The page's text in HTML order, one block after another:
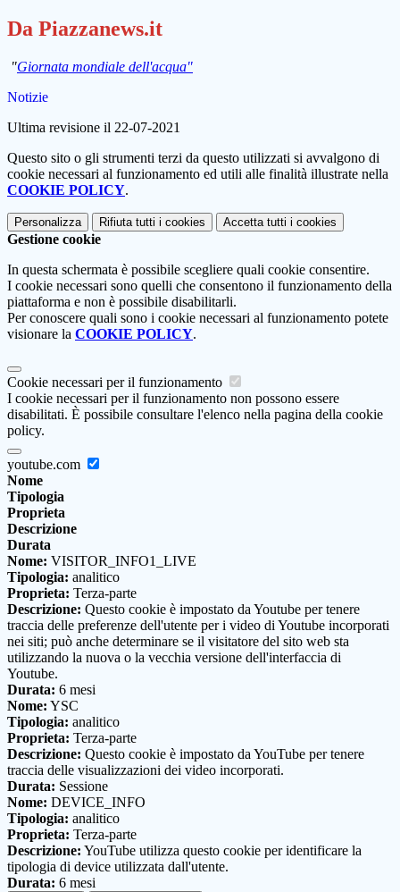
Da Piazzanews.it
"Giornata mondiale dell'acqua"
Notizie
Ultima revisione il 22-07-2021
Questo sito o gli strumenti terzi da questo utilizzati si avvalgono di
cookie necessari al funzionamento ed utili alle finalità illustrate nella
COOKIE POLICY.
Personalizza Rifiuta tutti i cookies Accetta tutti i cookies
Gestione cookie
In questa schermata è possibile scegliere quali cookie consentire.
I cookie necessari sono quelli che consentono il funzionamento della
piattaforma e non è possibile disabilitarli.
Per conoscere quali sono i cookie necessari al funzionamento potete
visionare la COOKIE POLICY.
Cookie necessari per il funzionamento
I cookie necessari per il funzionamento non possono essere
disabilitati. È possibile consultare l'elenco nella pagina della cookie
policy.
youtube.com
Nome
Tipologia
Proprieta
Descrizione
Durata
Nome: VISITOR_INFO1_LIVE
Tipologia: analitico
Proprieta: Terza-parte
Descrizione: Questo cookie è impostato da Youtube per tenere
traccia delle preferenze dell'utente per i video di Youtube incorporati
nei siti; può anche determinare se il visitatore del sito web sta
utilizzando la nuova o la vecchia versione dell'interfaccia di
Youtube.
Durata: 6 mesi
Nome: YSC
Tipologia: analitico
Proprieta: Terza-parte
Descrizione: Questo cookie è impostato da YouTube per tenere
traccia delle visualizzazioni dei video incorporati.
Durata: Sessione
Nome: DEVICE_INFO
Tipologia: analitico
Proprieta: Terza-parte
Descrizione: YouTube utilizza questo cookie per identificare la
tipologia di device utilizzata dall'utente.
Durata: 6 mesi